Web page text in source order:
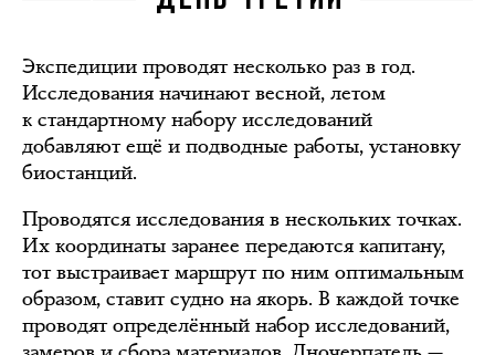
Экспедиции проводят несколько раз в год.
Исследования начинают весной, летом
к стандартному набору исследований
добавляют ещё и подводные работы, установку
биостанций.
Проводятся исследования в нескольких точках.
Их координаты заранее передаются капитану,
тот выстраивает маршрут по ним оптимальным
образом, ставит судно на якорь. В каждой точке
проводят определённый набор исследований,